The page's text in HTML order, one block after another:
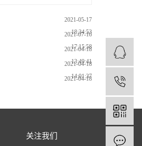
2021-05-17
18:34:53
2021-07-16
17:15:58
2021-04-18
13:49:41
2021-04-18
14:01:37
2021-04-18
关注我们